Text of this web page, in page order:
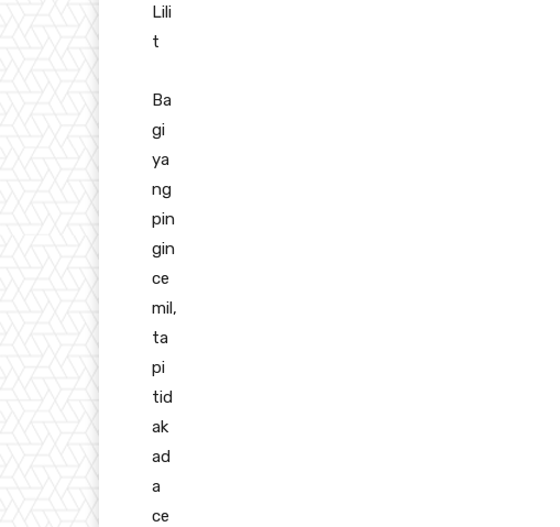
Lili
t
Ba
gi
ya
ng
pin
gin
ce
mil,
ta
pi
tid
ak
ad
a
ce